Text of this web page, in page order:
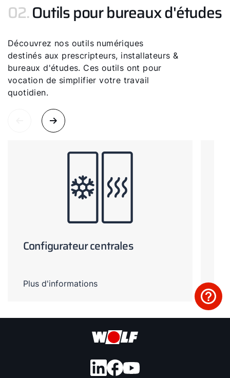
02.Outils pour bureaux d'études
Découvrez nos outils numériques
destinés aux prescripteurs, installateurs &
bureaux d'études. Ces outils ont pour
vocation de simplifier votre travail
quotidien.
Configurateur centrales
Plus d'informations